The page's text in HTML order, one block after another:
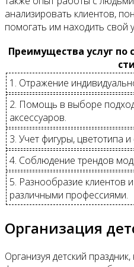
анализировать клиентов,
помогать им находить свой
Преимущества услуг по
1. Отражение
2. Помощь в выборе
аксессуаров.
3. Учет фигуры, цветотипа и
4. Соблюдение трендов
5. Разнообразие клиентов
различными профессиями.
Организация
Организуя детский